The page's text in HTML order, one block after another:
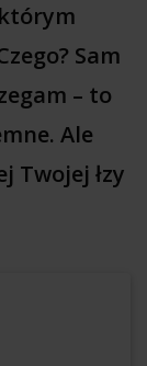
Sam
– to
Ale
Twojej łzy